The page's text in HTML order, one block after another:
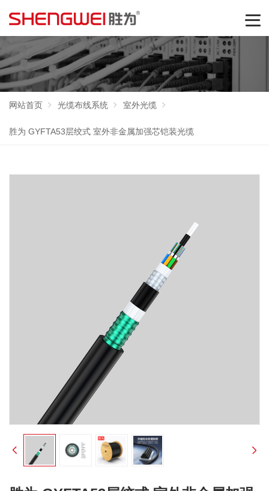
网站首页 光缆布线系统 室外光缆
胜为 GYFTA53层绞式 室外非金属加强芯铠装光缆